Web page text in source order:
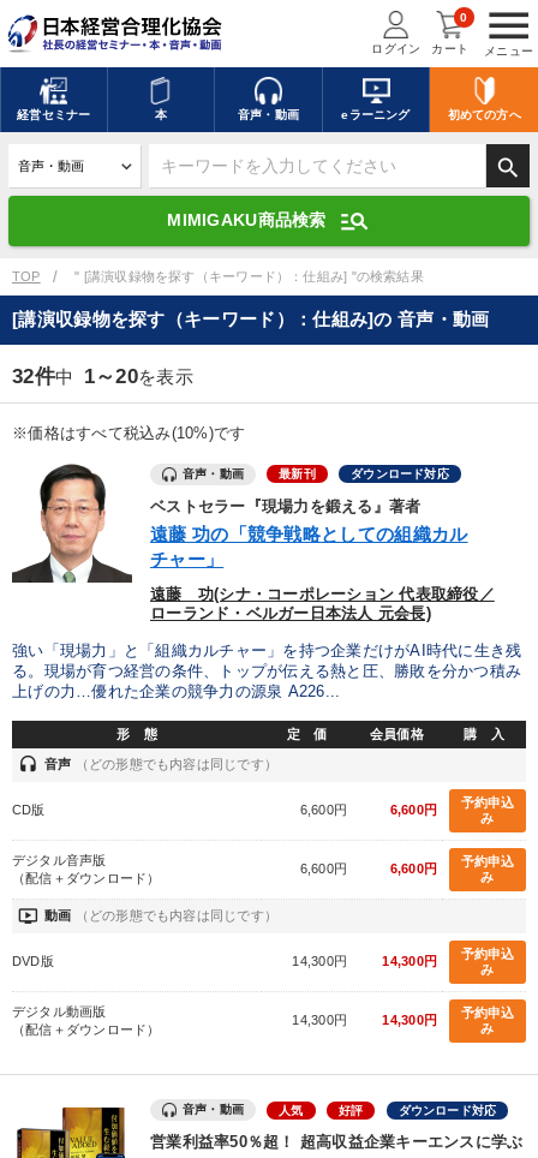
menu
メニュー
ログイン カート
0
経営セミナー 本 音声・動画 eラーニング 初めての方へ
search
MIMIGAKU商品検索 manage_search
キーワードを入力して探す
デジタル版対応のみ検索結果に表示する
search 上記の条件で検索
mic 講演収録物を探す
全国経営者セミナー講演収録物（全1315タイトル）からお探しいただけ
ます
カテゴリー
優秀各社の智恵と戦略
若手異才経営者の発想 専門家のアドバイス
リーダーの器量を学ぶ
テーマ
全国経営者セミナー収録〈売れ筋・人気〉音声＆動画20選
148回夏季大会
オーナー社長の「現場力の経営」＋現場の「儲ける力」をさらに
高める教材２選
《強い財務を実践する経営者》講話４選
業種
TOP " [講演収録物を探す（キーワード）：仕組み] "の検索結果
[講演収録物を探す（キーワード）：仕組み]の 音声・動画
32件中 1～20を表示
※価格はすべて税込み(10%)です
音声・動画 最新刊 ダウンロード対応
ベストセラー『現場力を鍛える』著者
遠藤 功の「競争戦略としての組織カル
チャー」
遠藤 功(シナ・コーポレーション 代表取締役／
ローランド・ベルガー日本法人 元会長)
強い「現場力」と「組織カルチャー」を持つ企業だけがAI時代に生き残
る。現場が育つ経営の条件、トップが伝える熱と圧、勝敗を分かつ積み
上げの力…優れた企業の競争力の源泉 A226...
形 態 定 価 会員価格 購 入
headset 音声 （どの形態でも内容は同じです）
CD版 6,600円 6,600円
予約申込
み
デジタル音声版
（配信＋ダウンロード）
6,600円 6,600円
予約申込
み
ondemand_video 動画 （どの形態でも内容は同じです）
DVD版 14,300円 14,300円
予約申込
み
デジタル動画版
（配信＋ダウンロード）
14,300円 14,300円
予約申込
み
音声・動画 人気 好評 ダウンロード対応
営業利益率50％超！ 超高収益企業キーエンスに学ぶ